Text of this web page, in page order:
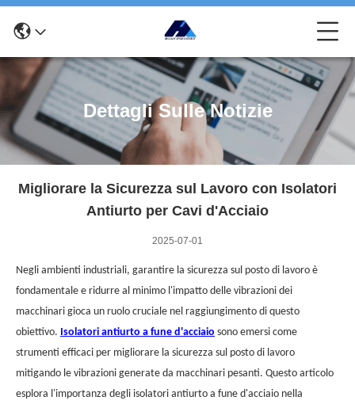
Dettagli Sulle Notizie
Migliorare la Sicurezza sul Lavoro con Isolatori
Antiurto per Cavi d'Acciaio
2025-07-01
Negli ambienti industriali, garantire la sicurezza sul posto di lavoro è
fondamentale e ridurre al minimo l'impatto delle vibrazioni dei
macchinari gioca un ruolo cruciale nel raggiungimento di questo
obiettivo. Isolatori antiurto a fune d'acciaio sono emersi come
strumenti efficaci per migliorare la sicurezza sul posto di lavoro
mitigando le vibrazioni generate da macchinari pesanti. Questo articolo
esplora l'importanza degli isolatori antiurto a fune d'acciaio nella